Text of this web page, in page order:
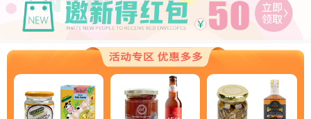
美结合
探寻黑钻奥秘：有谷健康与塞尔维亚黑松露的完美邂
逅
探秘塞尔维亚黑松露：舌尖上的黑钻石
品味卓越，OE 中欧有机双认证红酒的独特魅力
品味拉克索威斯威士忌，邂逅独特酒韵